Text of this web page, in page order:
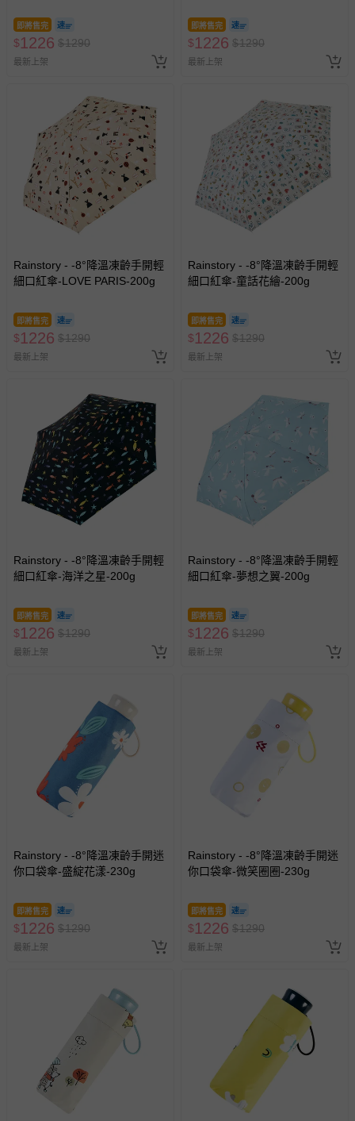
即將售完
$1226 $1290
最新上架
即將售完
$1226 $1290
最新上架
Rainstory - -8°降溫凍齡手開輕
細口紅傘-LOVE PARIS-200g
即將售完
$1226 $1290
最新上架
Rainstory - -8°降溫凍齡手開輕
細口紅傘-童話花繪-200g
即將售完
$1226 $1290
最新上架
Rainstory - -8°降溫凍齡手開輕
細口紅傘-海洋之星-200g
即將售完
$1226 $1290
最新上架
Rainstory - -8°降溫凍齡手開輕
細口紅傘-夢想之翼-200g
即將售完
$1226 $1290
最新上架
Rainstory - -8°降溫凍齡手開迷
你口袋傘-盛綻花漾-230g
即將售完
$1226 $1290
最新上架
Rainstory - -8°降溫凍齡手開迷
你口袋傘-微笑圈圈-230g
即將售完
$1226 $1290
最新上架